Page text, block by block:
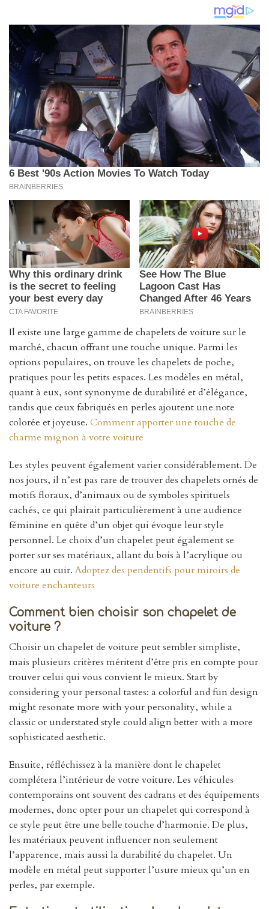
Il existe une large gamme de chapelets de voiture sur le
marché, chacun offrant une touche unique. Parmi les
options populaires, on trouve les chapelets de poche,
pratiques pour les petits espaces. Les modèles en métal,
quant à eux, sont synonyme de durabilité et d’élégance,
tandis que ceux fabriqués en perles ajoutent une note
colorée et joyeuse. Comment apporter une touche de
charme mignon à votre voiture
Les styles peuvent également varier considérablement. De
nos jours, il n’est pas rare de trouver des chapelets ornés de
motifs floraux, d’animaux ou de symboles spirituels
cachés, ce qui plairait particulièrement à une audience
féminine en quête d’un objet qui évoque leur style
personnel. Le choix d’un chapelet peut également se
porter sur ses matériaux, allant du bois à l’acrylique ou
encore au cuir. Adoptez des pendentifs pour miroirs de
voiture enchanteurs
Comment bien choisir son chapelet de
voiture ?
Choisir un chapelet de voiture peut sembler simpliste,
mais plusieurs critères méritent d’être pris en compte pour
trouver celui qui vous convient le mieux. Start by
considering your personal tastes: a colorful and fun design
might resonate more with your personality, while a
classic or understated style could align better with a more
sophisticated aesthetic.
Ensuite, réfléchissez à la manière dont le chapelet
complétera l’intérieur de votre voiture. Les véhicules
contemporains ont souvent des cadrans et des équipements
modernes, donc opter pour un chapelet qui correspond à
ce style peut être une belle touche d’harmonie. De plus,
les matériaux peuvent influencer non seulement
l’apparence, mais aussi la durabilité du chapelet. Un
modèle en métal peut supporter l’usure mieux qu’un en
perles, par exemple.